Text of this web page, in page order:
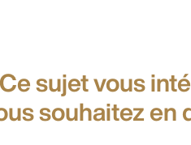
Ce sujet vous
souhaitez en